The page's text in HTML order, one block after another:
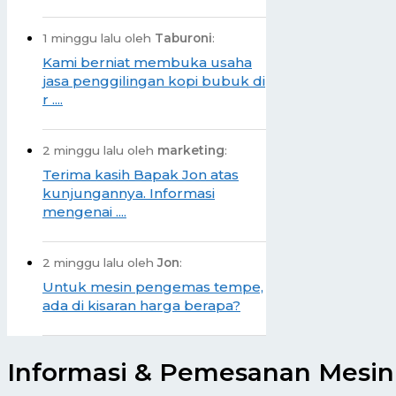
1 minggu lalu oleh Taburoni:
Kami berniat membuka usaha
jasa penggilingan kopi bubuk di
r ....
2 minggu lalu oleh marketing:
Terima kasih Bapak Jon atas
kunjungannya. Informasi
mengenai ....
2 minggu lalu olehJon:
Untuk mesin pengemas tempe,
ada di kisaran harga berapa?
Informasi & Pemesanan